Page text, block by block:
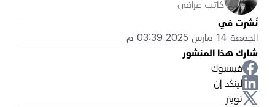
كاتب عراقي
نُشرت في
الجمعة 14 مارس 2025 03:39 م
شارك هذا المنشور
فيسبوك
لينكد إن
تويتر